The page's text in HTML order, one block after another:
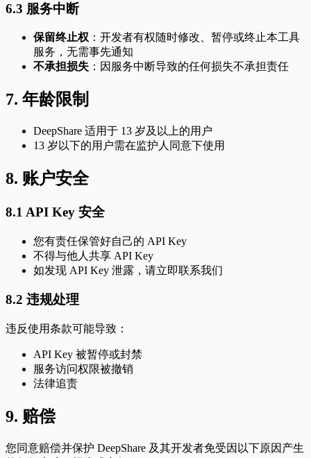
6.3 服务中断
保留终止权 ：开发者有权随时修改、暂停或终止本工具
服务，无需事先通知
不承担损失 ：因服务中断导致的任何损失不承担责任
7. 年龄限制
DeepShare 适用于 13 岁及以上的用户
13 岁以下的用户需在监护人同意下使用
8. 账户安全
8.1 API Key 安全
您有责任保管好自己的 API Key
不得与他人共享 API Key
如发现 API Key 泄露，请立即联系我们
8.2 违规处理
违反使用条款可能导致：
API Key 被暂停或封禁
服务访问权限被撤销
法律追责
9. 赔偿
您同意赔偿并保护 DeepShare 及其开发者免受因以下原因产生